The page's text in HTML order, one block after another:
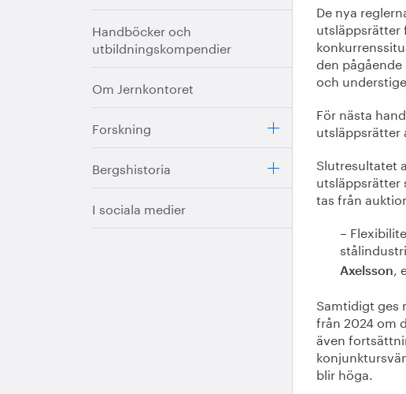
Handböcker och
utbildningskompendier
Om Jernkontoret
Forskning
Bergshistoria
I sociala medier
De nya
utsläppsrätter
den
och
För nästa
utsläppsrätter
Slutresultatet
utsläppsrätter
tas från
–
Axelsson,
Samtidigt ges
från 2024 om
även
blir höga.